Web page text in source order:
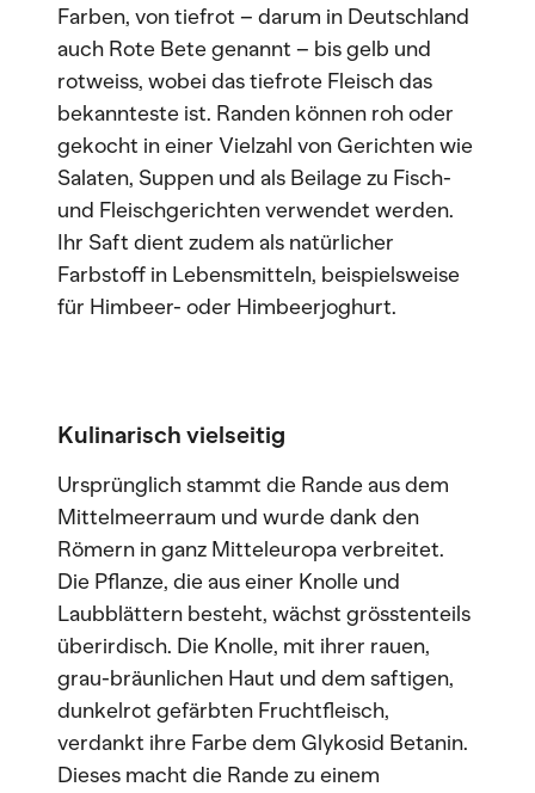
Farben, von tiefrot – darum in Deutschland
auch Rote Bete genannt – bis gelb und
rotweiss, wobei das tiefrote Fleisch das
bekannteste ist. Randen können roh oder
gekocht in einer Vielzahl von Gerichten wie
Salaten, Suppen und als Beilage zu Fisch-
und Fleischgerichten verwendet werden.
Ihr Saft dient zudem als natürlicher
Farbstoff in Lebensmitteln, beispielsweise
für Himbeer- oder Himbeerjoghurt.
Kulinarisch vielseitig
Ursprünglich stammt die Rande aus dem
Mittelmeerraum und wurde dank den
Römern in ganz Mitteleuropa verbreitet.
Die Pflanze, die aus einer Knolle und
Laubblättern besteht, wächst grösstenteils
überirdisch. Die Knolle, mit ihrer rauen,
grau-bräunlichen Haut und dem saftigen,
dunkelrot gefärbten Fruchtfleisch,
verdankt ihre Farbe dem Glykosid Betanin.
Dieses macht die Rande zu einem